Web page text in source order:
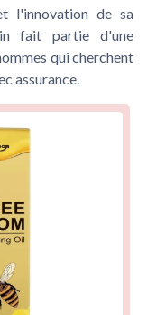
l'innovation de sa
fait partie d'une
qui cherchent
assurance.